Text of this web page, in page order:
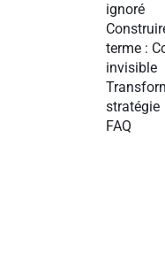
ignoré
terme :
invisible
stratégie
FAQ